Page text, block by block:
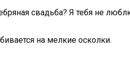
свадьба? Я тебя не
на мелкие осколки.